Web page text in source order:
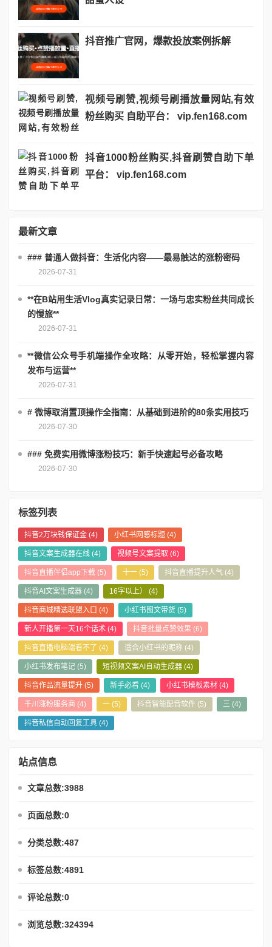
抖音推广官网，爆款投放案例拆解
视频号刷赞,视频号刷播放量网站,有效
粉丝购买 自助平台： vip.fen168.com
抖音1000粉丝购买,抖音刷赞自助下单
平台： vip.fen168.com
最新文章
### 普通人做抖音：生活化内容——最易触达的涨粉密码
2026-07-31
**在B站用生活Vlog真实记录日常：一场与忠实粉丝共同成长
的慢旅**
2026-07-31
**微信公众号手机端操作全攻略：从零开始，轻松掌握内容
发布与运营**
2026-07-31
# 微博取消置顶操作全指南：从基础到进阶的80条实用技巧
2026-07-30
### 免费实用微博涨粉技巧：新手快速起号必备攻略
2026-07-30
标签列表
抖音2万块钱保证金 (4) 小红书网感标题 (4)
抖音文案生成器在线 (4) 视频号文案提取 (6)
抖音直播伴侣app下载 (5) 十一 (5) 抖音直播提升人气 (4)
抖音AI文案生成器 (4) 16字以上） (4)
抖音商城精选联盟入口 (4) 小红书图文带货 (5)
新人开播第一天16个话术 (4) 抖音批量点赞效果 (6)
抖音直播电脑端看不了 (4) 适合小红书的昵称 (4)
小红书发布笔记 (5) 短视频文案AI自动生成器 (4)
抖音作品流量提升 (5) 新手必看 (4) 小红书模板素材 (4)
千川涨粉服务商 (4) 一 (5) 抖音智能配音软件 (5) 三 (4)
抖音私信自动回复工具 (4)
站点信息
文章总数:3988
页面总数:0
分类总数:487
标签总数:4891
评论总数:0
浏览总数:324394